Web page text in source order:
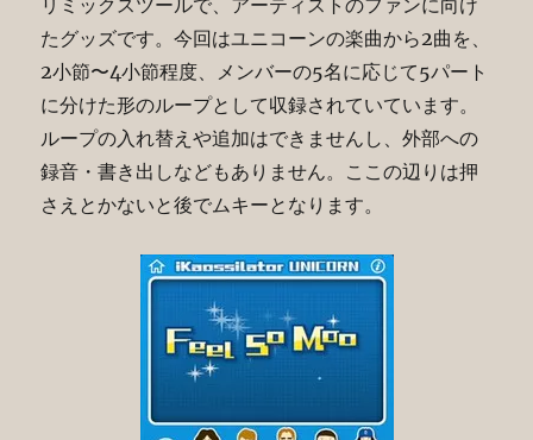
リミックスツールで、アーティストのファンに向け
たグッズです。今回はユニコーンの楽曲から2曲を、
2小節〜4小節程度、メンバーの5名に応じて5パート
に分けた形のループとして収録されていています。
ループの入れ替えや追加はできませんし、外部への
録音・書き出しなどもありません。ここの辺りは押
さえとかないと後でムキーとなります。